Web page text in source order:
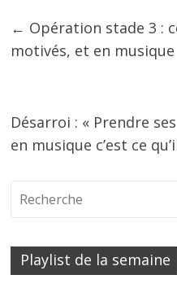
← Opération stade 3 :
motivés, et en musique
Désarroi : « Prendre
en musique c’est ce
Playlist de la semaine